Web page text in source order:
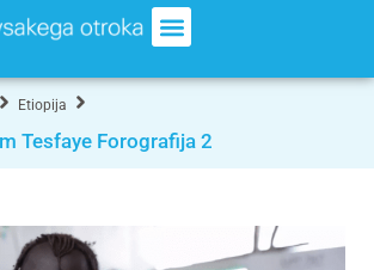
Etiopija
Tesfaye Forografija 2